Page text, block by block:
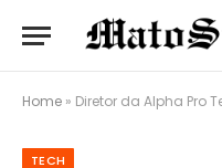
Home » Diretor da Alpha Pro Tech
TECH